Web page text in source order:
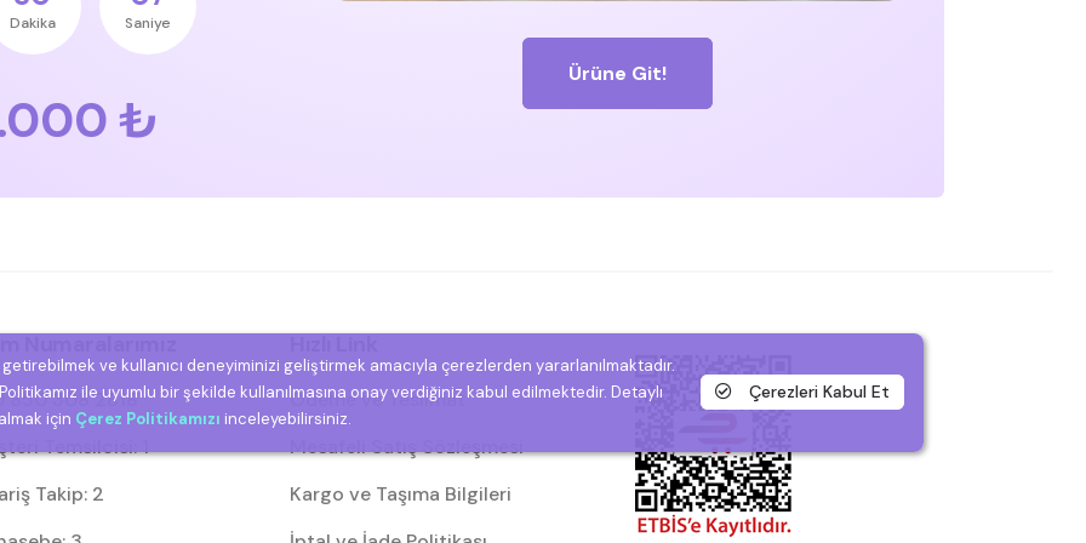
Dakika Saniye
₺
Ürüne Git!
850 308 2818
Temsilcisi: 1
Takip: 2
Ödeme ve Teslimat
Mesafeli Satış Sözleşmesi
Kargo ve Taşıma Bilgileri
getirebilmek ve kullanıcı deneyiminizi geliştirmek amacıyla çerezlerden yararlanılmaktadır.
ile uyumlu bir şekilde kullanılmasına onay verdiğiniz kabul edilmektedir. Detaylı
için Çerez Politikamızı inceleyebilirsiniz.
Çerezleri Kabul Et